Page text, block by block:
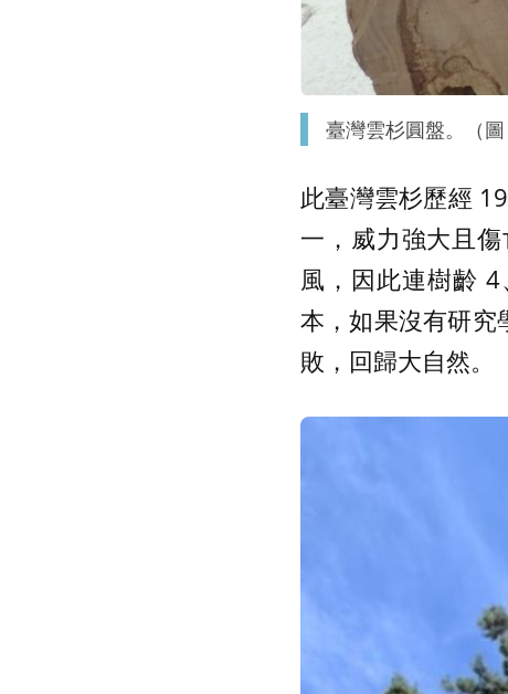
臺灣雲杉圓盤。（圖
此臺灣雲杉歷經
一，威力強大且
風，因此連樹齡
本，如果沒有研究
敗，回歸大自然。